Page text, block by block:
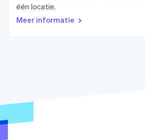
Meer
Product roadmap
CO₂-verwijdering
Online identiteitsverificatie
dienstverlening
één locatie.
Meer informatie